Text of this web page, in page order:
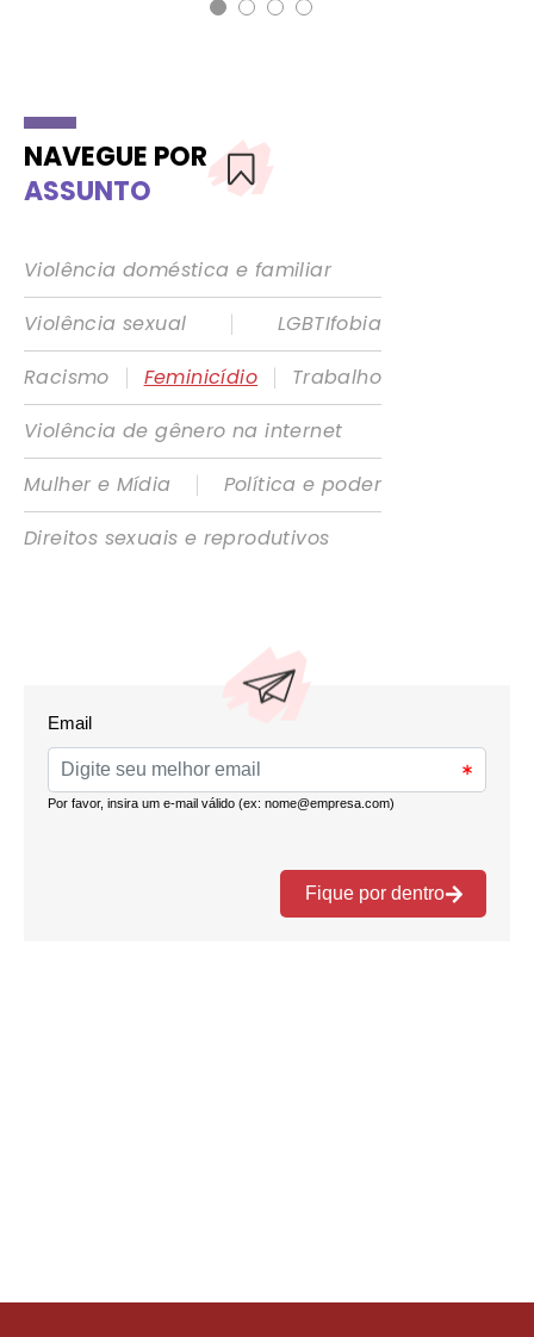
NAVEGUE POR
ASSUNTO
Violência doméstica e familiar
Violência sexual
|
LGBTIfobia
Racismo
| Feminicídio |
Trabalho
Violência de gênero na internet
Mulher e Mídia
|
Política e poder
Direitos sexuais e reprodutivos